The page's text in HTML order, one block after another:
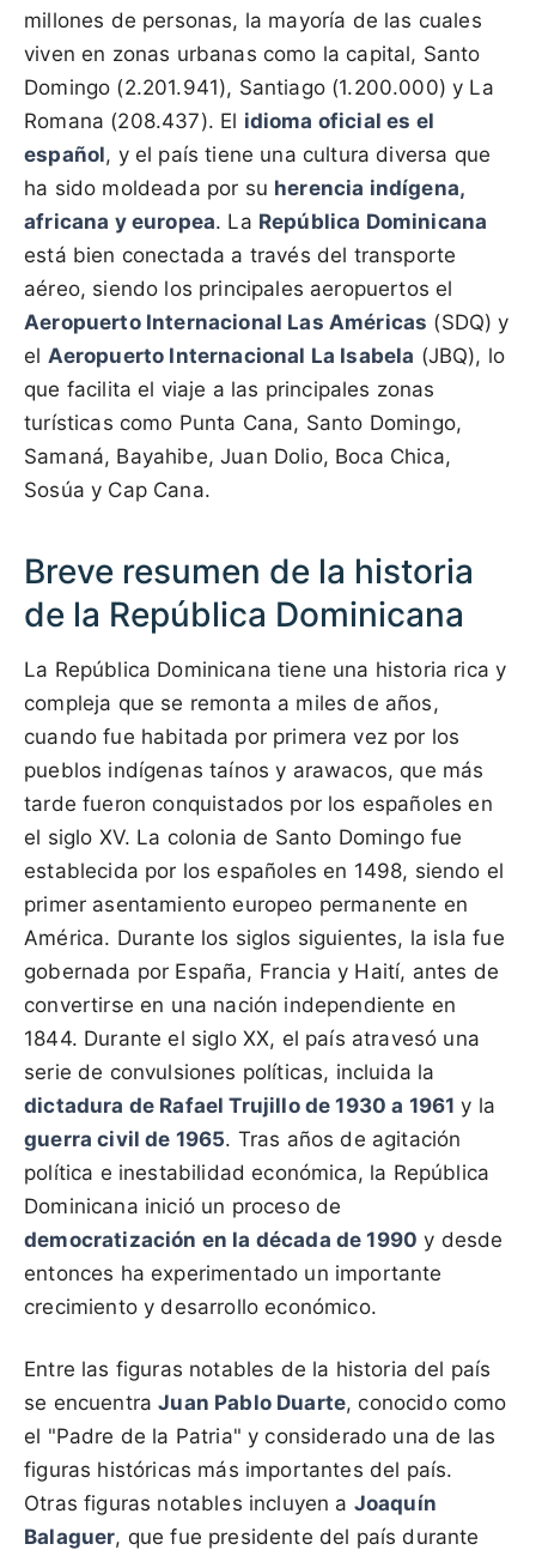
millones de personas, la mayoría de las cuales
viven en zonas urbanas como la capital, Santo
Domingo (2.201.941), Santiago (1.200.000) y La
Romana (208.437). El idioma oficial es el
español, y el país tiene una cultura diversa que
ha sido moldeada por su herencia indígena,
africana y europea. La República Dominicana
está bien conectada a través del transporte
aéreo, siendo los principales aeropuertos el
Aeropuerto Internacional Las Américas (SDQ) y
el Aeropuerto Internacional La Isabela (JBQ), lo
que facilita el viaje a las principales zonas
turísticas como Punta Cana, Santo Domingo,
Samaná, Bayahibe, Juan Dolio, Boca Chica,
Sosúa y Cap Cana.
Breve resumen de la historia
de la República Dominicana
La República Dominicana tiene una historia rica y
compleja que se remonta a miles de años,
cuando fue habitada por primera vez por los
pueblos indígenas taínos y arawacos, que más
tarde fueron conquistados por los españoles en
el siglo XV. La colonia de Santo Domingo fue
establecida por los españoles en 1498, siendo el
primer asentamiento europeo permanente en
América. Durante los siglos siguientes, la isla fue
gobernada por España, Francia y Haití, antes de
convertirse en una nación independiente en
1844. Durante el siglo XX, el país atravesó una
serie de convulsiones políticas, incluida la
dictadura de Rafael Trujillo de 1930 a 1961 y la
guerra civil de 1965. Tras años de agitación
política e inestabilidad económica, la República
Dominicana inició un proceso de
democratización en la década de 1990 y desde
entonces ha experimentado un importante
crecimiento y desarrollo económico.
Entre las figuras notables de la historia del país
se encuentraJuan Pablo Duarte, conocido como
el "Padre de la Patria" y considerado una de las
figuras históricas más importantes del país.
Otras figuras notables incluyen a Joaquín
Balaguer, que fue presidente del país durante